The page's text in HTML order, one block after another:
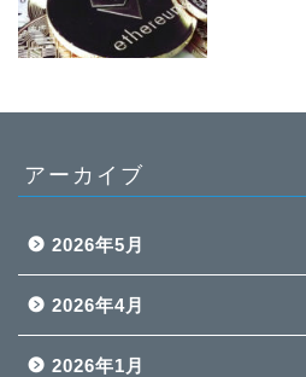
アーカイブ
2026年5月
2026年4月
2026年1月